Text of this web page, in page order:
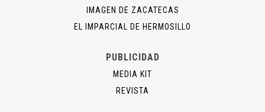
IMAGEN DE ZACATECAS
EL IMPARCIAL DE HERMOSILLO
PUBLICIDAD
MEDIA KIT
REVISTA